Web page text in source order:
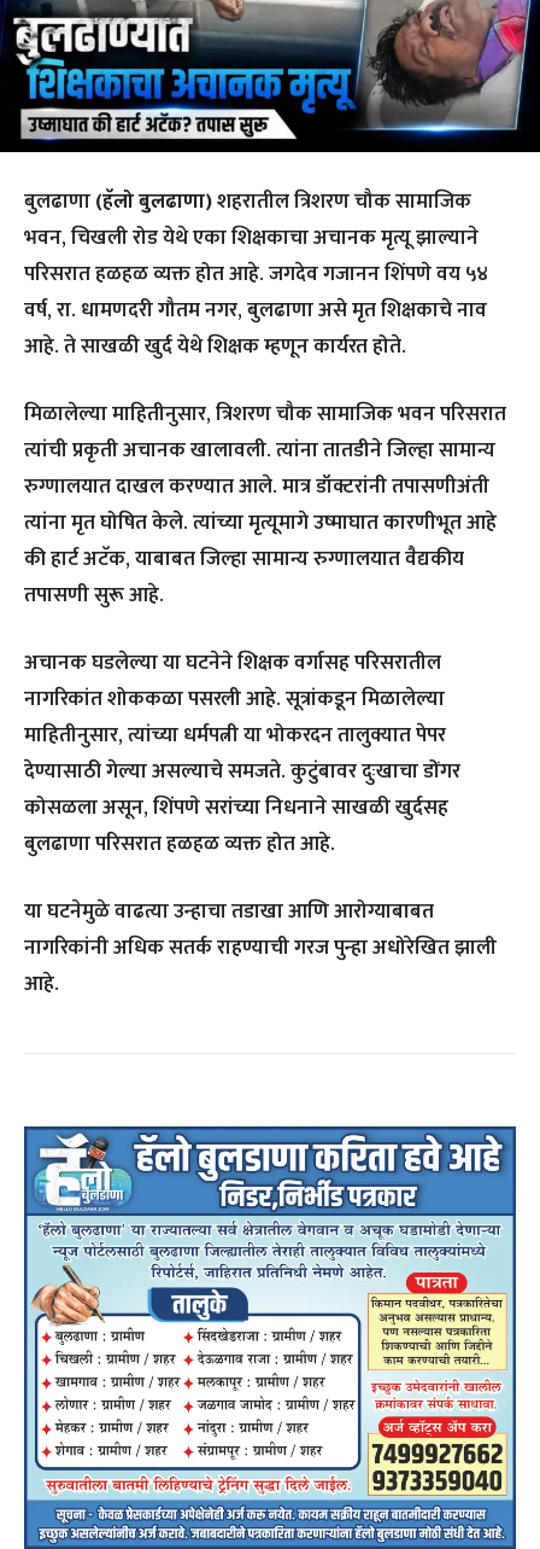
बुलढाणा(हॅलो बुलढाणा)शहरातील त्रिशरण चौक सामाजिक
भवन, चिखली रोड येथे एका शिक्षकाचा अचानक मृत्यू झाल्याने
परिसरात हळहळ व्यक्त होत आहे. जगदेव गजानन शिंपणे वय ५४
वर्ष, रा. धामणदरी गौतम नगर, बुलढाणा असे मृत शिक्षकाचे नाव
आहे. ते साखळी खुर्द येथे शिक्षक म्हणून कार्यरत होते.
मिळालेल्या माहितीनुसार, त्रिशरण चौक सामाजिक भवन परिसरात
त्यांची प्रकृती अचानक खालावली. त्यांना तातडीने जिल्हा सामान्य
रुग्णालयात दाखल करण्यात आले. मात्र डॉक्टरांनी तपासणीअंती
त्यांना मृत घोषित केले. त्यांच्या मृत्यूमागे उष्माघात कारणीभूत आहे
की हार्ट अटॅक, याबाबत जिल्हा सामान्य रुग्णालयात वैद्यकीय
तपासणी सुरू आहे.
अचानक घडलेल्या या घटनेने शिक्षक वर्गासह परिसरातील
नागरिकांत शोककळा पसरली आहे. सूत्रांकडून मिळालेल्या
माहितीनुसार, त्यांच्या धर्मपत्नी या भोकरदन तालुक्यात पेपर
देण्यासाठी गेल्या असल्याचे समजते. कुटुंबावर दुःखाचा डोंगर
कोसळला असून, शिंपणे सरांच्या निधनाने साखळी खुर्दसह
बुलढाणा परिसरात हळहळ व्यक्त होत आहे.
या घटनेमुळे वाढत्या उन्हाचा तडाखा आणि आरोग्याबाबत
नागरिकांनी अधिक सतर्क राहण्याची गरज पुन्हा अधोरेखित झाली
आहे.